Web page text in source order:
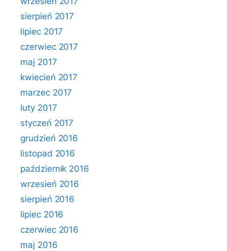
sierpień 2017
lipiec 2017
czerwiec 2017
maj 2017
kwiecień 2017
marzec 2017
luty 2017
styczeń 2017
grudzień 2016
listopad 2016
październik 2016
wrzesień 2016
sierpień 2016
lipiec 2016
czerwiec 2016
maj 2016